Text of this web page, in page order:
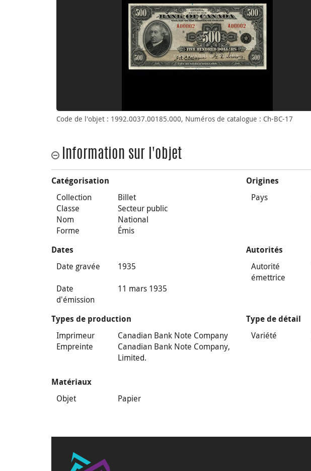
Code de l'objet : 1992.0037.00185.000, Numéros de catalogue : Ch-BC-17
Information sur l'objet
Catégorisation
Collection
Billet
Classe
Secteur public
Nom
National
Forme
Émis
Origines
Pays
Dates
Date gravée
1935
Date
d'émission
11 mars 1935
Autorités
Autorité
émettrice
Types de production
Imprimeur
Canadian Bank Note Company
Empreinte
Canadian Bank Note Company,
Limited.
Type de détail
Variété
Matériaux
Objet Papier